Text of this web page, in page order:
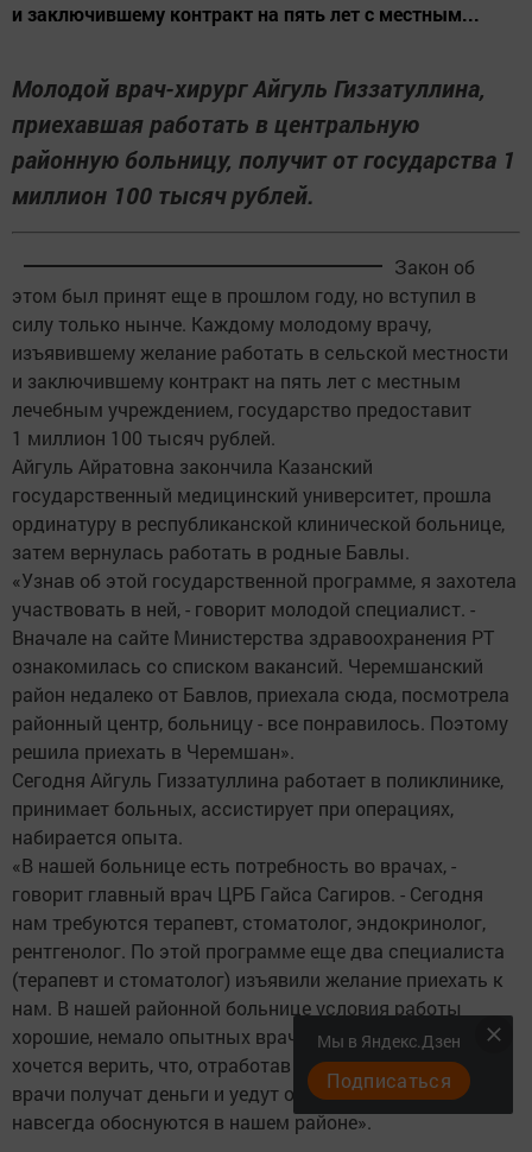
и заключившему контракт на пять лет с местным...
Молодой врач-хирург Айгуль Гиззатуллина,
приехавшая работать в центральную
районную больницу, получит от государства 1
миллион 100 тысяч рублей.
Закон об
этом был принят еще в прошлом году, но вступил в
силу только нынче. Каждому молодому врачу,
изъявившему желание работать в сельской местности
и заключившему контракт на пять лет с местным
лечебным учреждением, государство предоставит
1 миллион 100 тысяч рублей.
Айгуль Айратовна закончила Казанский
государственный медицинский университет, прошла
ординатуру в республиканской клинической больнице,
затем вернулась работать в родные Бавлы.
«Узнав об этой государственной программе, я захотела
участвовать в ней, - говорит молодой специалист. -
Вначале на сайте Министерства здравоохранения РТ
ознакомилась со списком вакансий. Черемшанский
район недалеко от Бавлов, приехала сюда, посмотрела
районный центр, больницу - все понравилось. Поэтому
решила приехать в Черемшан».
Сегодня Айгуль Гиззатуллина работает в поликлинике,
принимает больных, ассистирует при операциях,
набирается опыта.
«В нашей больнице есть потребность во врачах, -
говорит главный врач ЦРБ Гайса Сагиров. - Сегодня
нам требуются терапевт, стоматолог, эндокринолог,
рентгенолог. По этой программе еще два специалиста
(терапевт и стоматолог) изъявили желание приехать к
нам. В нашей районной больнице условия работы
хорошие, немало опытных врачей-наставников. Не
хочется верить, что, отработав пять лет, молодые
врачи получат деньги и уедут от нас. Возможно, они
навсегда обоснуются в нашем районе».
Мы в Яндекс.Дзен
Подписаться